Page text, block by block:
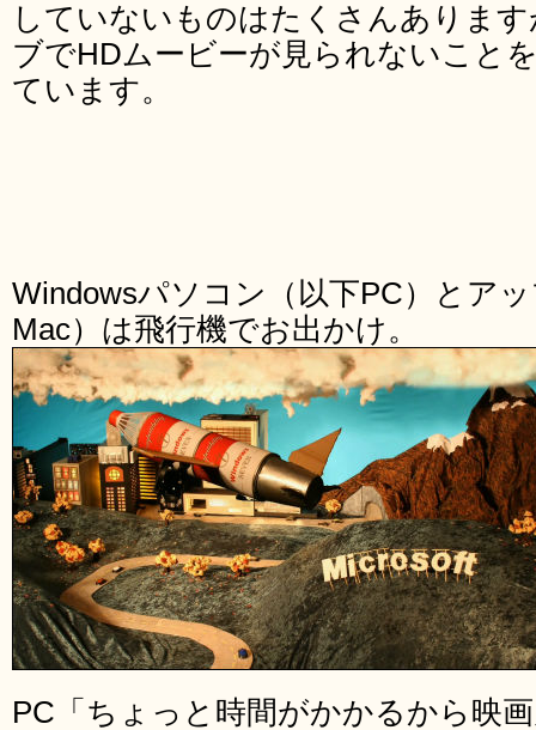
していないものはたくさんありま
ブでHDムービーが見られないこと
ています。
Windowsパソコン（以下PC）とア
Mac）は飛行機でお出かけ。
PC「ちょっと時間がかかるから映